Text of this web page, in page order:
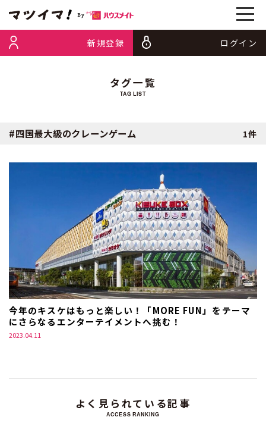
新規登録 ログイン
タグ一覧
TAG LIST
#四国最大級のクレーンゲーム 1件
今年のキスケはもっと楽しい！「MORE FUN」をテーマ
にさらなるエンターテイメントへ挑む！
2023.04.11
よく見られている記事
ACCESS RANKING